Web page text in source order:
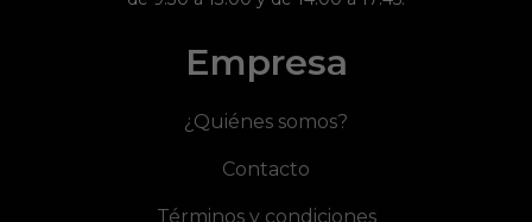
Empresa
¿Quiénes somos?
Contacto
Términos y condiciones